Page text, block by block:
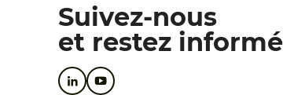
Suivez-nous
et restez informé